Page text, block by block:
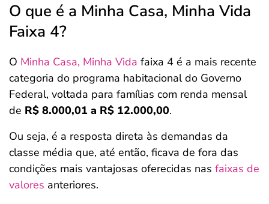
O que é a Minha Casa, Minha Vida
Faixa 4?
O Minha Casa, Minha Vida faixa 4 é a mais recente
categoria do programa habitacional do Governo
Federal, voltada para famílias com renda mensal
de R$ 8.000,01 a R$ 12.000,00.
Ou seja, é a resposta direta às demandas da
classe média que, até então, ficava de fora das
condições mais vantajosas oferecidas nas faixas de
valores anteriores.